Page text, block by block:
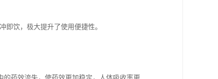
即饮，极大提升了使用便捷性。